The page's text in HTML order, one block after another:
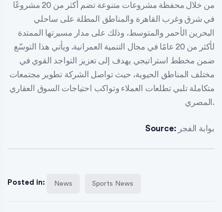
من خلال محفظة مشروعات متنوعة تضم أكثر من 20 مشروعًا
في شرق وغرب القاهرة والمناطق المطلة على ساحلي
البحرين الأحمر والمتوسط، وذلك على مدار مسيرتها الممتدة
لأكثر من 20 عامًا في مجال التنمية العمرانية. ويأتي هذا التوسّع
ضمن مخطط استراتيجي يهدف إلى تعزيز التواجد القوي في
مختلف المناطق الحيوية، حيث تواصل الشركة تطوير مجتمعات
متكاملة تلبي تطلعات العملاء وتواكب احتياجات السوق العقاري
المصري.
Source: بوابة الفجر
Posted in: News Sports News